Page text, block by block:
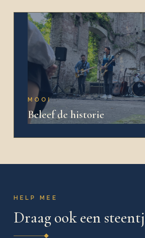
MOOI
Beleef de historie
HELP MEE
Draag ook een